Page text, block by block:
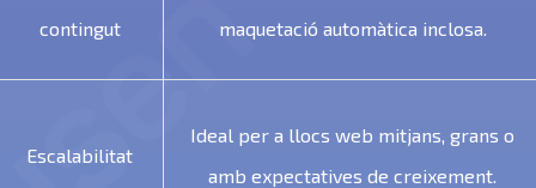
contingut
maquetació automàtica inclosa.
Escalabilitat
Ideal per a llocs web mitjans, grans o
amb expectatives de creixement.